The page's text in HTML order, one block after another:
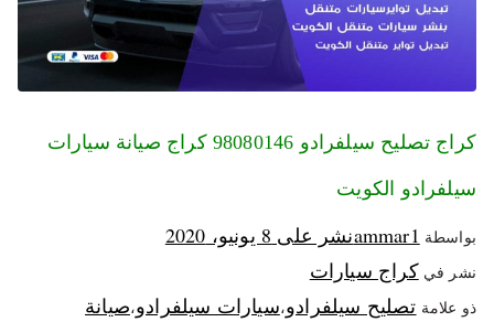
كراج تصليح سيلفرادو 98080146‬ كراج صيانة سيارات
سيلفرادو الكويت
بواسطة ammar1نشر على 8 يونيو، 2020
نشر في كراج سيارات
ذو علامة تصليح سيلفرادو،سيارات سيلفرادو،صيانة